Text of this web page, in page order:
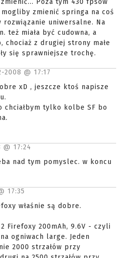
Poza tym 430 fpsów
mogliby zmienić springa na coś
rozwiązanie uniwersalne. Na
też miała być cudowna, a
chociaż z drugiej strony małe
się sprawniejsze trochę.
2008 @ 17:17
xD , jeszcze ktoś napisze
chciałbym tylko kolbe SF bo
@ 17:24
nad tym pomyslec. w koncu
17:35
właśnie są dobre.
Firefoxy 200mAh, 9.6V - czyli
ogniwach large. Jeden
2000 strzałów przy